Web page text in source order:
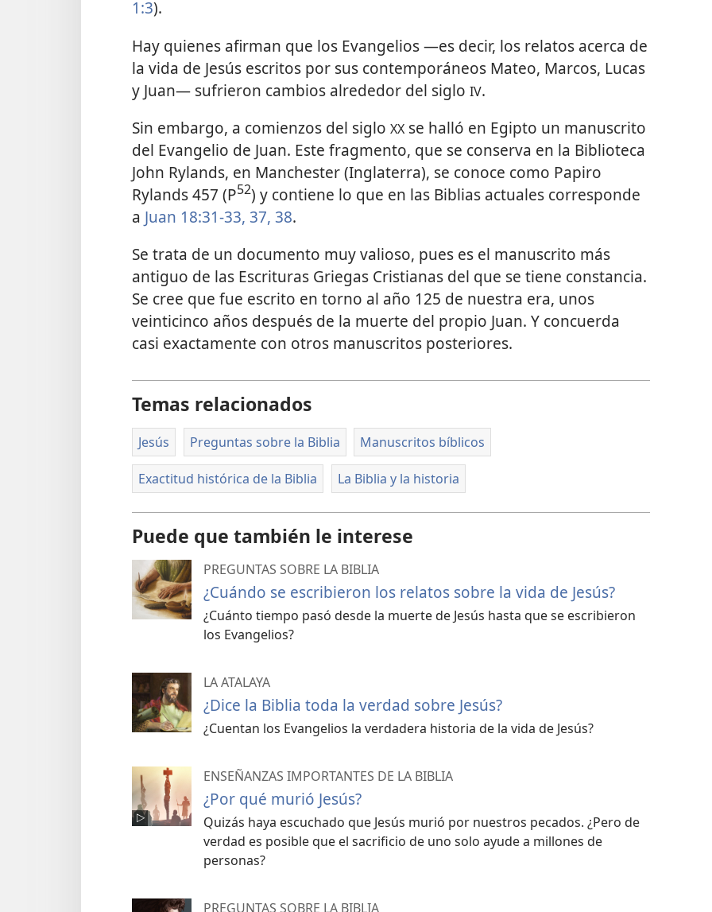
1:3).
Hay quienes afirman que los Evangelios —es decir, los relatos acerca de
la vida de Jesús escritos por sus contemporáneos Mateo, Marcos, Lucas
y Juan— sufrieron cambios alrededor del siglo IV.
Sin embargo, a comienzos del siglo XX se halló en Egipto un manuscrito
del Evangelio de Juan. Este fragmento, que se conserva en la Biblioteca
John Rylands, en Manchester (Inglaterra), se conoce como Papiro
Rylands 457 (P52) y contiene lo que en las Biblias actuales corresponde
a Juan 18:31-33, 37, 38.
Se trata de un documento muy valioso, pues es el manuscrito más
antiguo de las Escrituras Griegas Cristianas del que se tiene constancia.
Se cree que fue escrito en torno al año 125 de nuestra era, unos
veinticinco años después de la muerte del propio Juan. Y concuerda
casi exactamente con otros manuscritos posteriores.
Temas relacionados
Jesús Preguntas sobre la Biblia Manuscritos bíblicos
Exactitud histórica de la Biblia La Biblia y la historia
Puede que también le interese
PREGUNTAS SOBRE LA BIBLIA
¿Cuándo se escribieron los relatos sobre la vida de Jesús?
¿Cuánto tiempo pasó desde la muerte de Jesús hasta que se escribieron
los Evangelios?
LA ATALAYA
¿Dice la Biblia toda la verdad sobre Jesús?
¿Cuentan los Evangelios la verdadera historia de la vida de Jesús?
ENSEÑANZAS IMPORTANTES DE LA BIBLIA
¿Por qué murió Jesús?
Quizás haya escuchado que Jesús murió por nuestros pecados. ¿Pero de
verdad es posible que el sacrificio de uno solo ayude a millones de
personas?
PREGUNTAS SOBRE LA BIBLIA